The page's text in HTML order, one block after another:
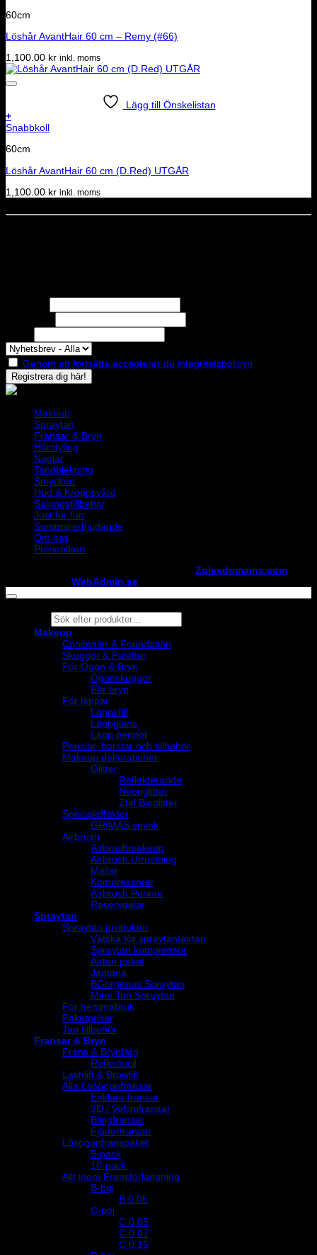
60cm
Löshår AvantHair 60 cm – Remy (#66)
1,100.00 kr inkl. moms
Lägg till Önskelistan
+
Snabbkoll
60cm
Löshår AvantHair 60 cm (D.Red) UTGÅR
1,100.00 kr inkl. moms
Genom att fortsätta accepterar du integritetspolicyn
Makeup
Spraytan
Fransar & Bryn
Hårstyling
Naglar
Tandblekning
Smycken
Hud & Kroppsvård
Salongstillbehör
Just for fun
Sommarerbjudande
Om oss
Presentkort
Zolexdomains.com
WebAdmin.se
Products
search
Makeup
Concealer & Foundation
Skuggor & Paletter
För Ögon & Bryn
Ögonskuggor
För bryn
För läppar
Läppstift
Läppglans
Läpp pennor
Penslar, borstar och tillbehör
Makeup dekorationer
Glitter
Reflekterande
Neonglitter
Ztirl Bioglitter
Specialeffekter
GRIMAS smink
Airbrush
Airbrushmakeup
Airbrush Utrustning
Mallar
Kompressorer
Airbrush Pennor
Reservdelar
Spraytan
Spraytan produkter
Vätska för spraytan/airtan
Spraytan kompressor
Airtan paket
Jantana
BGorgeous Spraytan
Mine Tan Spraytan
För hemmabruk
Paketpriser
Tan tillbehör
Fransar & Bryn
Frans & Brynfärg
Reflectocil
Lashlift & Browlift
Alla Lösögonfransar
Enklare fransar
3D / Volymfransar
Blingfransar
Fjäderfransar
Lösögonfranspaket
5-pack
10-pack
Allt inom Fransförlängning
B-böj
B 0.05
C-böj
C 0,05
C 0,07
C 0,15